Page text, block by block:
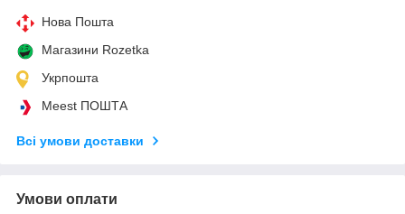
Нова Пошта
Магазини Rozetka
Укрпошта
Meest ПОШТА
Всі умови доставки
Умови оплати